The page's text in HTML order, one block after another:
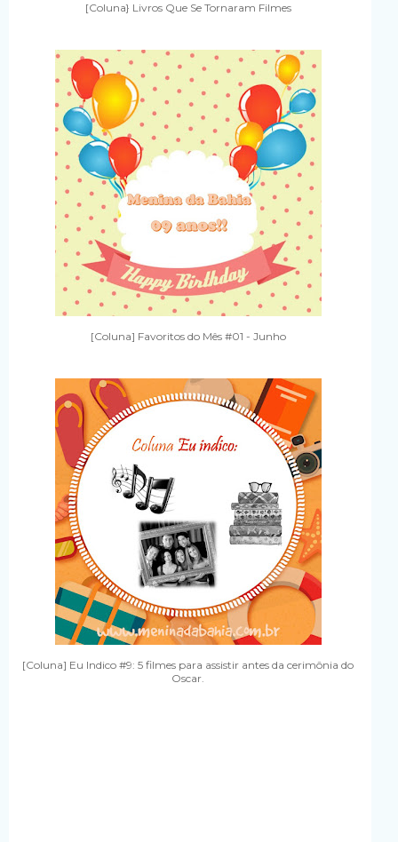
[Coluna} Livros Que Se Tornaram Filmes
[Coluna] Favoritos do Mês #01 - Junho
[Coluna] Eu Indico #9: 5 filmes para assistir antes da cerimônia do
Oscar.